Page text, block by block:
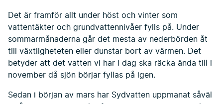
Det är framför allt under höst och vinter som
vattentäkter och grundvattennivåer fylls på. Under
sommarmånaderna går det mesta av nederbörden åt
till växtligheteten eller dunstar bort av värmen. Det
betyder att det vatten vi har i dag ska räcka ända till i
november då sjön börjar fyllas på igen.
Sedan i början av mars har Sydvatten uppmanat såväl